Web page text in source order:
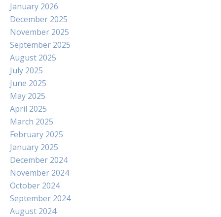
January 2026
December 2025
November 2025
September 2025
August 2025
July 2025
June 2025
May 2025
April 2025
March 2025
February 2025
January 2025
December 2024
November 2024
October 2024
September 2024
August 2024